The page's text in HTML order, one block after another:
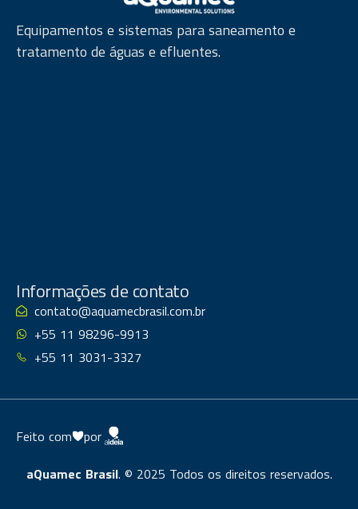
Equipamentos e sistemas para saneamento e
tratamento de águas e efluentes.
Informações de contato
contato@aquamecbrasil.com.br
+55 11 98296-9913
+55 11 3031-3327
aQuamec Brasil. © 2025 Todos os direitos reservados.
Feito com por